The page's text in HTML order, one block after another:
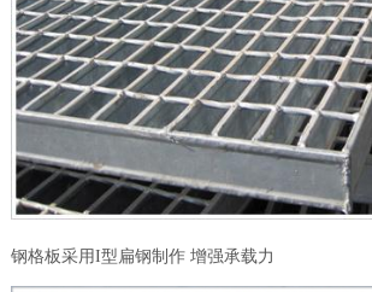
钢格板采用I型扁钢制作 增强承载力